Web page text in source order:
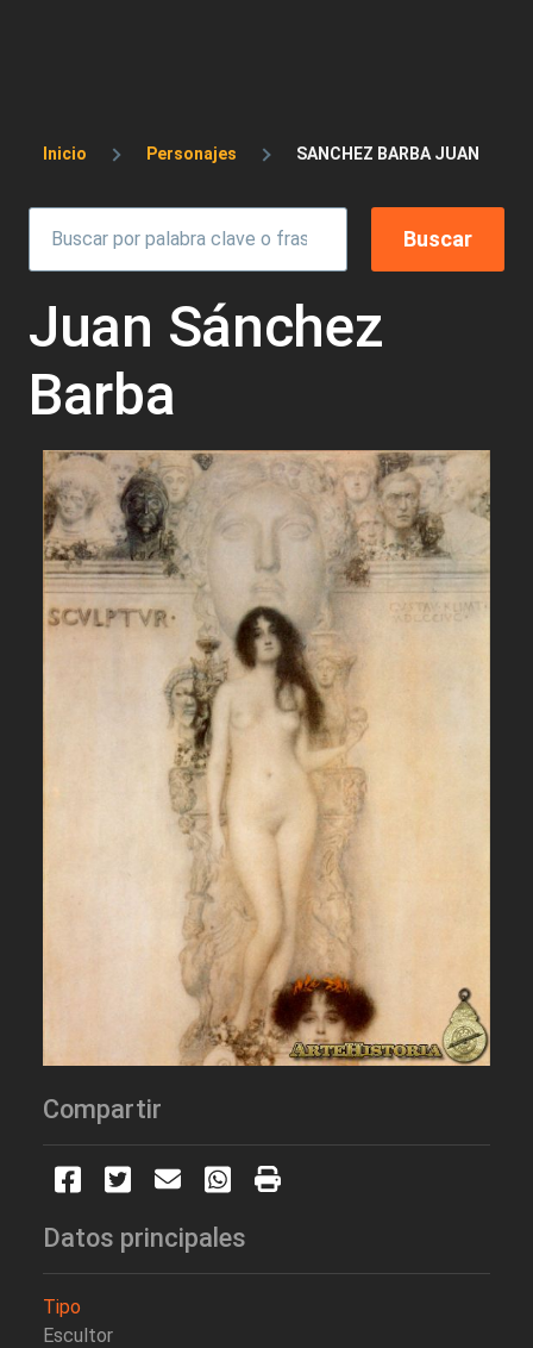
Sobrescribir enlaces de ayuda a la
Inicio Personajes SANCHEZ BARBA JUAN
Juan Sánchez
Barba
Compartir
Datos principales
Tipo
Escultor